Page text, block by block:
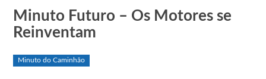
Minuto Futuro – Os Motores se
Reinventam
Minuto do Caminhão